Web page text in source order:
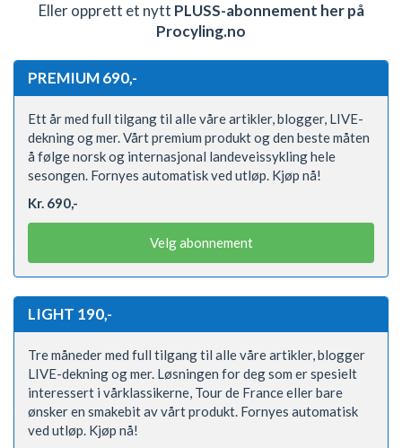
Eller opprett et nytt PLUSS-abonnement her på
Procyling.no
PREMIUM 690,-
Ett år med full tilgang til alle våre artikler, blogger, LIVE-
dekning og mer. Vårt premium produkt og den beste måten
å følge norsk og internasjonal landeveissykling hele
sesongen. Fornyes automatisk ved utløp. Kjøp nå!
Kr. 690,-
Velg abonnement
LIGHT 190,-
Tre måneder med full tilgang til alle våre artikler, blogger
LIVE-dekning og mer. Løsningen for deg som er spesielt
interessert i vårklassikerne, Tour de France eller bare
ønsker en smakebit av vårt produkt. Fornyes automatisk
ved utløp. Kjøp nå!